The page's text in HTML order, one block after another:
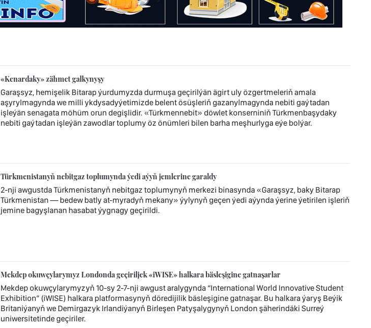
«Kenardaky» zähmet galkynyşy
Garaşsyz, hemişelik Bitarap ýurdumyzda durmuşa geçirilýän ägirt uly özgertmeleriň amala
aşyrylmagynda we milli ykdysadyýetimizde belent ösüşleriň gazanylmagynda nebiti gaýtadan
işleýän senagata möhüm orun degişlidir. «Türkmennebit» döwlet konserniniň Türkmenbaşydaky
nebiti gaýtadan işleýän zawodlar toplumy öz önümleri bilen barha meşhurlyga eýe bolýar.
Türkmenistanyň nebitgaz toplumynda ýedi aýyň jemlerine garaldy
2-nji awgustda Türkmenistanyň nebitgaz toplumynyň merkezi binasynda «Garaşsyz, baky Bitarap
Türkmenistan — bedew batly at-myradyň mekany» ýylynyň geçen ýedi aýynda ýerine ýetirilen işleriň
jemine bagyşlanan hasabat ýygnagy geçirildi.
Mekdep okuwçylarymyz Londonda geçiriljek «iWISE» halkara bäsleşigine gatnaşarlar
Mekdep okuwçylarymyzyň 10-sy 2-7-nji awgust aralygynda “International World Innovative Student
Exhibition” (iWISE) halkara platformasynyň döredijilik bäsleşigine gatnaşar. Bu halkara ýaryş Beýik
Britaniýanyň we Demirgazyk Irlandiýanyň Birleşen Patyşalygynyň London şäherindäki Surreý
uniwersitetinde geçiriler.